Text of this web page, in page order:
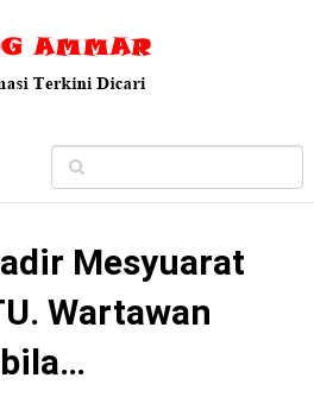
Mesyuarat
Wartawan